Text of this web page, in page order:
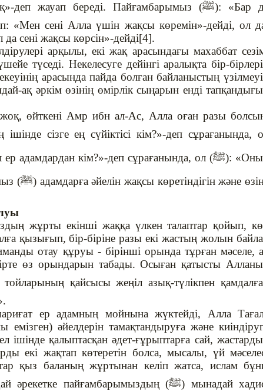
деп жауап береді. Пайғамбарымыз (ﷺ): «Бар
«Мен сені Алла үшін жақсы көремін»-дейді, ол
сені жақсы көрсін»-дейді[4].
арқылы, екі жақ арасындағы махаббат
түседі. Некелесуге дейінгі аралықта бір-
арасында пайда болған байланыстың
ақ әркім өзінің өмірлік сыңарын енді
өйткені Амр ибн ал-Ас, Алла оған разы
сізге ең сүйіктісі кім?»-деп сұрағанында,
адамдардан кім?»-деп сұрағанында, ол (ﷺ):
(ﷺ) адамдарға әйелін жақсы көретіндігін және
жұрты екінші жаққа үлкен талаптар қойып,
қызығып, бір-біріне разы екі жастың жолын
отау құруы - бірінші орында тұрған мәселе,
өз орындарын табады. Осыған қатысты
қайсысы жеңіл азық-түлікпен
ер адамның мойнына жүктейді, Алла
әйелдерін тамақтандыруға және
ішінде қалыптасқан әдет-ғұрыптарға сай,
екі жақтап көтеретін болса, мысалы, үй
қыз баланың жұртынан келіп жатса, ислам
әрекетке пайғамбарымыздың (ﷺ) мынадай